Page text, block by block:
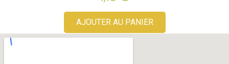
AJOUTER AU PANIER